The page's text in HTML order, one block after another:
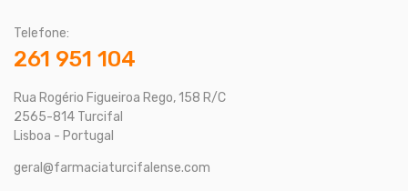
Telefone:
261 951 104
Rua Rogério Figueiroa Rego, 158 R/C
2565-814 Turcifal
Lisboa - Portugal
geral@farmaciaturcifalense.com